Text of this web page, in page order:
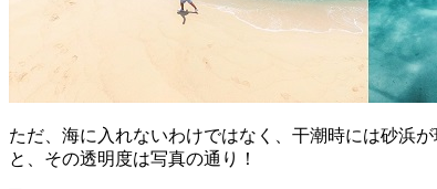
ただ、海に入れないわけではなく、干潮時には砂浜
と、その透明度は写真の通り！